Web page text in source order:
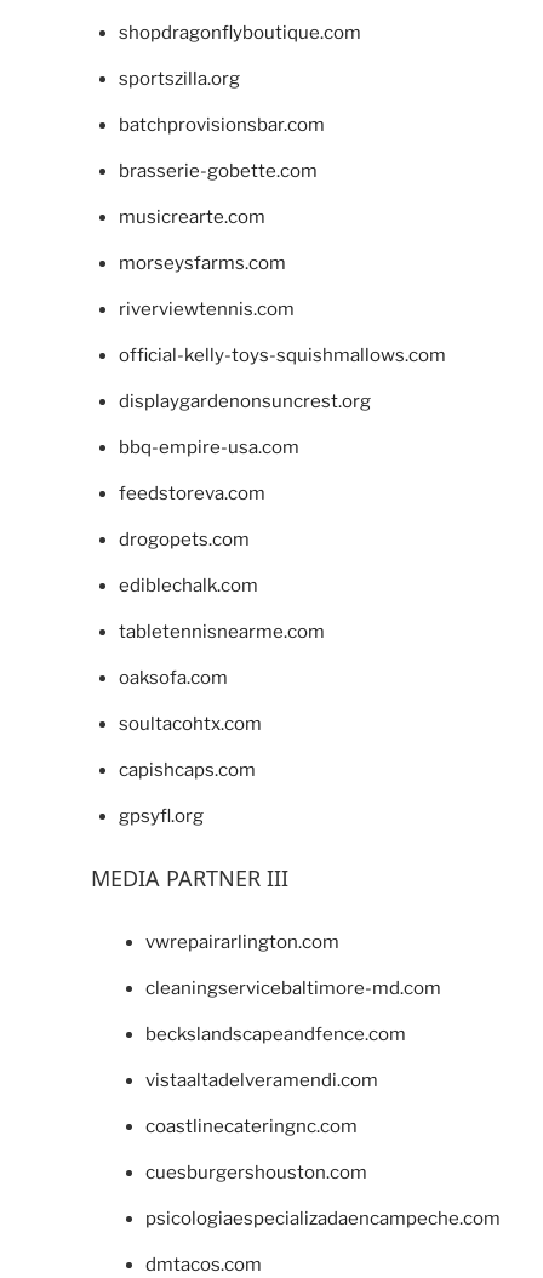
shopdragonflyboutique.com
sportszilla.org
batchprovisionsbar.com
brasserie-gobette.com
musicrearte.com
morseysfarms.com
riverviewtennis.com
official-kelly-toys-squishmallows.com
displaygardenonsuncrest.org
bbq-empire-usa.com
feedstoreva.com
drogopets.com
ediblechalk.com
tabletennisnearme.com
oaksofa.com
soultacohtx.com
capishcaps.com
gpsyfl.org
MEDIA PARTNER III
vwrepairarlington.com
cleaningservicebaltimore-md.com
beckslandscapeandfence.com
vistaaltadelveramendi.com
coastlinecateringnc.com
cuesburgershouston.com
psicologiaespecializadaencampeche.com
dmtacos.com